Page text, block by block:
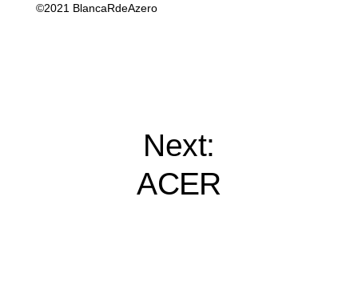
©2021 BlancaRdeAzero
Next:
ACER